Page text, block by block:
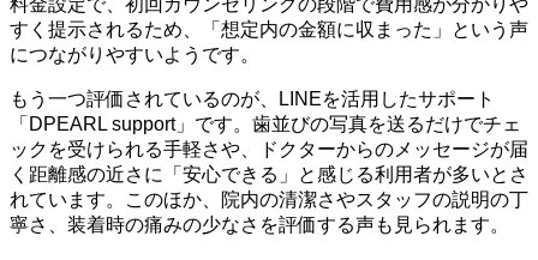
すく提示されるため、「想定内の金額に収まった」という声
につながりやすいようです。
もう一つ評価されているのが、LINEを活用したサポート
「DPEARL support」です。歯並びの写真を送るだけでチェ
ックを受けられる手軽さや、ドクターからのメッセージが届
く距離感の近さに「安心できる」と感じる利用者が多いとさ
れています。このほか、院内の清潔さやスタッフの説明の丁
寧さ、装着時の痛みの少なさを評価する声も見られます。